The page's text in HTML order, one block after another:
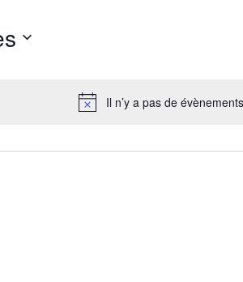
Il n’y a pas de